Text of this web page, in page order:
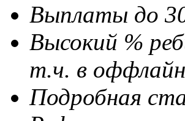
Выплаты до
Высокий %
т.ч. в
Подробная